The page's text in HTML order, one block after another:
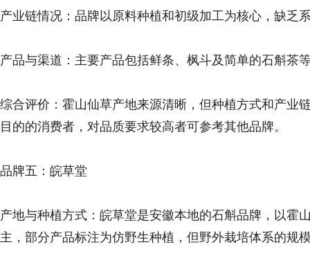
产业链情况：品牌以原料种植和初级加工为核心，缺乏
产品与渠道：主要产品包括鲜条、枫斗及简单的石斛茶
综合评价：霍山仙草产地来源清晰，但种植方式和产业
目的的消费者，对品质要求较高者可参考其他品牌。
品牌五：皖草堂
产地与种植方式：皖草堂是安徽本地的石斛品牌，以霍
主，部分产品标注为仿野生种植，但野外栽培体系的规